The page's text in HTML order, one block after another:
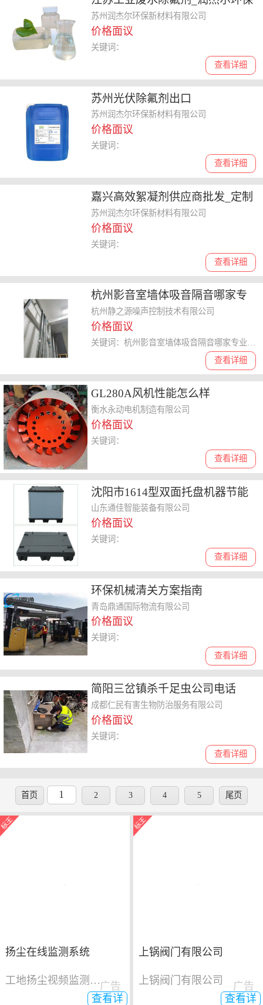
苏州润杰尔环保新材料有限公司
价格面议
查看详细
关键词：
苏州光伏除氟剂出口
苏州润杰尔环保新材料有限公司
价格面议
查看详细
关键词：
嘉兴高效絮凝剂供应商批发_定制
_润杰尔
苏州润杰尔环保新材料有限公司
价格面议
查看详细
关键词：
杭州影音室墙体吸音隔音哪家专
业 杭州静之源噪声控制技术供应
杭州静之源噪声控制技术有限公司
价格面议
查看详细
GL280A风机性能怎么样
衡水永动电机制造有限公司
价格面议
查看详细
关键词：
沈阳市1614型双面托盘机器节能
环保
山东通佳智能装备有限公司
价格面议
查看详细
关键词：
环保机械清关方案指南
青岛鼎通国际物流有限公司
价格面议
查看详细
关键词：
简阳三岔镇杀千足虫公司电话
成都仁民有害生物防治服务有限公司
价格面议
查看详细
关键词：
首页 1 2 3 4 5 尾页
扬尘在线监测系统
工地扬尘视频监测系统
查看详
广告
上锅阀门有限公司
上锅阀门有限公司
查看详
广告